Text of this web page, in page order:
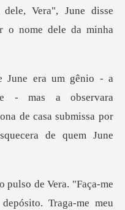
ra", June disse
- mas a observara
de casa sub
Faça-me
Tra